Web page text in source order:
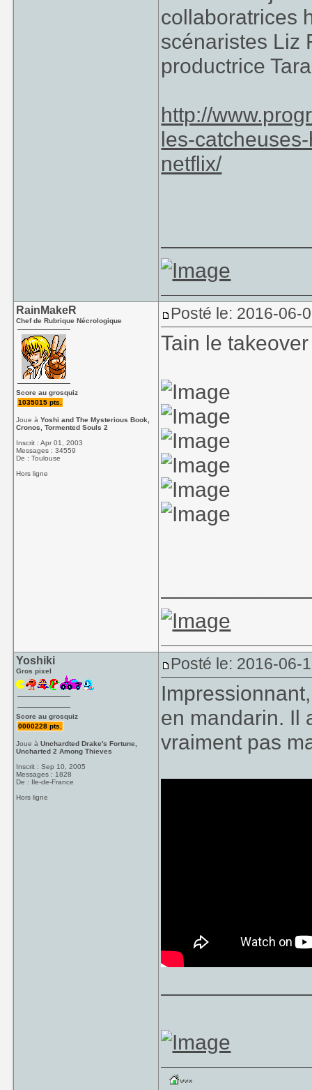
collaboratrices
scénaristes Liz
productrice
http://
les-
netflix/
RainMakeR
Chef de Rubrique Nécrologique
Score au grosquiz
1035015 pts.
Joue àYoshi and The Mysterious Book,
Cronos, Tormented Souls 2
Inscrit : Apr 01, 2003
Messages : 34559
De : Toulouse
Hors ligne
Posté le: 2016-06-
Tain le
Yoshiki
Gros pixel
Score au grosquiz
0000228 pts.
Joue àUnchardted Drake's Fortune,
Uncharted 2 Among Thieves
Inscrit : Sep 10, 2005
Messages : 1828
De : Ile-de-France
Hors ligne
Posté le: 2016-06-
en mandarin. Il
vraiment pas